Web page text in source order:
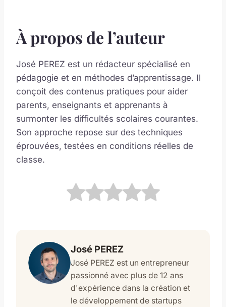
À propos de l’auteur
José PEREZ est un rédacteur spécialisé en
pédagogie et en méthodes d’apprentissage. Il
conçoit des contenus pratiques pour aider
parents, enseignants et apprenants à
surmonter les difficultés scolaires courantes.
Son approche repose sur des techniques
éprouvées, testées en conditions réelles de
classe.
José PEREZ
José PEREZ est un entrepreneur
passionné avec plus de 12 ans
d'expérience dans la création et
le développement de startups